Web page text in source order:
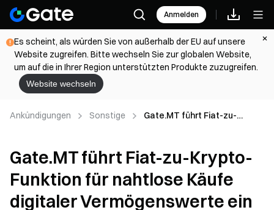
Anmelden
Es scheint, als würden Sie von außerhalb der EU auf unsere
Website zugreifen. Bitte wechseln Sie zur globalen Website,
um auf die in Ihrer Region unterstützten Produkte zuzugreifen.
Website wechseln
Ankündigungen Sonstige
Gate.MT führt Fiat-zu-
Vermögenswerte ein
Gate.MT führt Fiat-zu-Krypto-
Funktion für nahtlose Käufe
digitaler Vermögenswerte ein